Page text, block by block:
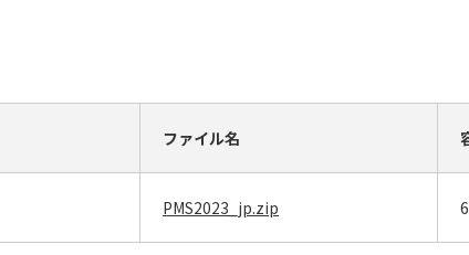
ファイル名
PMS2023_jp.zip